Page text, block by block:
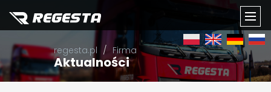
regesta.pl Firma
Aktualności